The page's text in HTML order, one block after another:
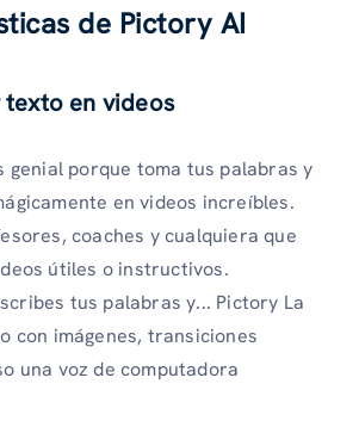
de Pictory AI
en videos
genial porque toma tus palabras y
en videos increíbles.
coaches y cualquiera que
útiles o instructivos.
tus palabras y... Pictory La
con imágenes, transiciones
una voz de computadora